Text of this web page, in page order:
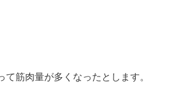
筋肉量が多くなったとします。